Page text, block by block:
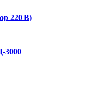
220 В)
3000